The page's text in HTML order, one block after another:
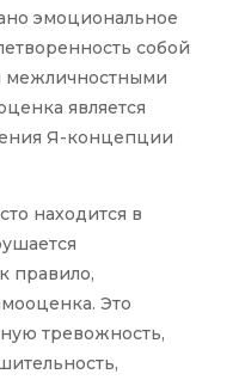
эмоциональное
собой
межличностными
является
Я-концепции
находится в
правило,
Это
тревожность,